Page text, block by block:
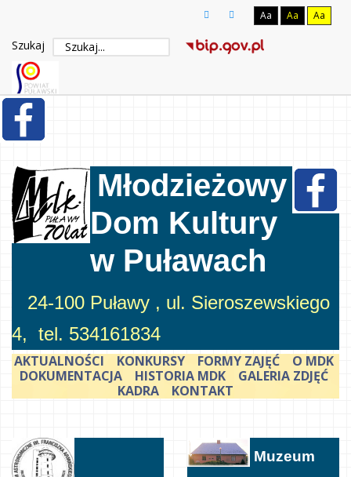
Aa Aa Aa
Szukaj
Młodzieżowy
Dom Kultury
w Puławach
24-100 Puławy , ul. Sieroszewskiego
4, tel. 534161834
AKTUALNOŚCI KONKURSY FORMY ZAJĘĆ
O MDK
DOKUMENTACJA
HISTORIA MDK
GALERIA ZDJĘĆ
KADRA
KONTAKT
Muzeum